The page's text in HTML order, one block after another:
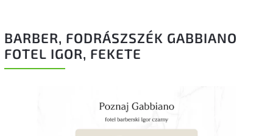
BARBER, FODRÁSZSZÉK GABBIANO
FOTEL IGOR, FEKETE